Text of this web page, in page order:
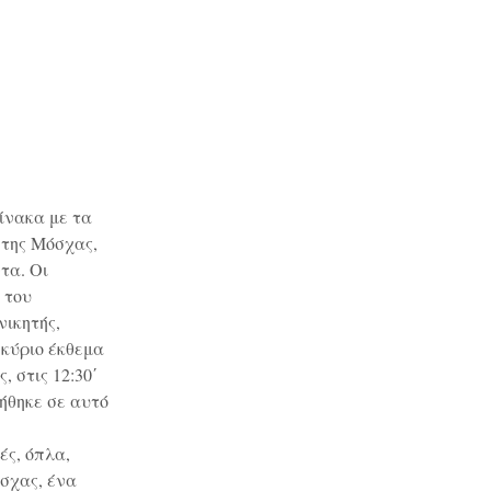
με τα
Μόσχας,
Οι
του
έκθεμα
στις 12:30΄
σε αυτό
όπλα,
ένα